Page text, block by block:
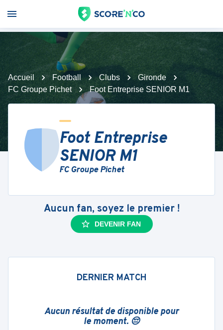
Accueil Football Clubs
Gironde
FC Groupe Pichet
Foot Entreprise SENIOR M1
Foot Entreprise
SENIOR M1
FC Groupe Pichet
Aucun fan, soyez le premier !
DEVENIR FAN
DERNIER MATCH
Aucun résultat de disponible pour
le moment. 😔